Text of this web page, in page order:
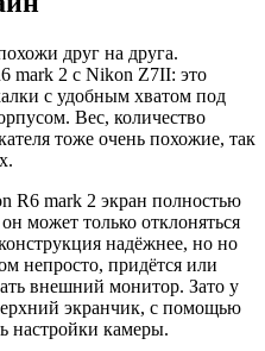
друг на друга.
mark 2 с Nikon Z7II: это
с удобным хватом под
Вес, количество
тоже очень похожие, так
R6 mark 2 экран полностью
может только отклоняться
надёжнее, но но
непросто, придётся или
внешний монитор. Зато у
экранчик, с помощью
настройки камеры.